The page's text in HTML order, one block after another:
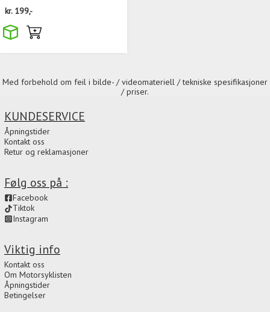
kr. 199,-
Med forbehold om feil i bilde- / videomateriell / tekniske spesifikasjoner
/ priser.
Viktig info
Kontakt oss
Om Motorsyklisten
Åpningstider
Betingelser
Følg oss på :
Facebook
Tiktok
Instagram
KUNDESERVICE
Åpningstider
Kontakt oss
Retur og reklamasjoner